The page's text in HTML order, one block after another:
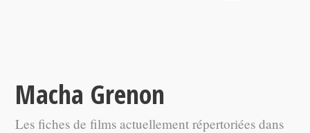
Macha Grenon
Les fiches de films actuellement répertoriées dans